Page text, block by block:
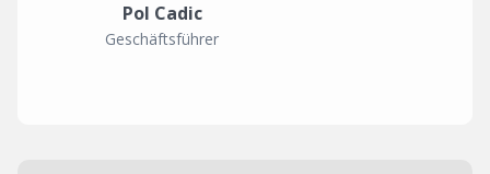
Pol Cadic
Geschäftsführer